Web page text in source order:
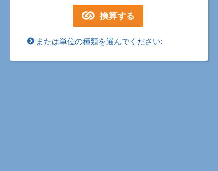
または単位の種類を選んでください: